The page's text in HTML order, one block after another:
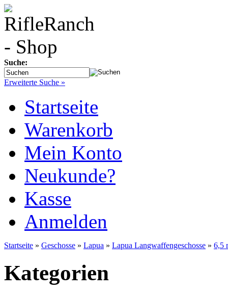
Suche:
Erweiterte Suche »
Startseite
Warenkorb
Mein Konto
Neukunde?
Kasse
Anmelden
Startseite » Geschosse » Lapua » Lapua Langwaffengeschosse » 6,5
Kategorien